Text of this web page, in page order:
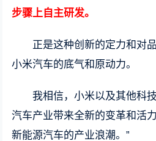
步骤上自主研发。
正是这种创新的定力和对
小米汽车的底气和原动力。
我相信，小米以及其他科
汽车产业带来全新的变革和活
新能源汽车的产业浪潮。”